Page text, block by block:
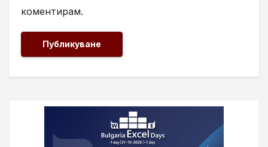
коментирам.